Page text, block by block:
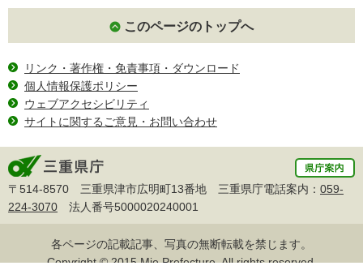
このページのトップへ
リンク・著作権・免責事項・ダウンロード
個人情報保護ポリシー
ウェブアクセシビリティ
サイトに関するご意見・お問い合わせ
〒514-8570 三重県津市広明町13番地 三重県庁電話案内： 059-
224-3070 法人番号5000020240001
各ページの記載記事、写真の無断転載を禁じます。
Copyright © 2015 Mie Prefecture, All rights reserved.